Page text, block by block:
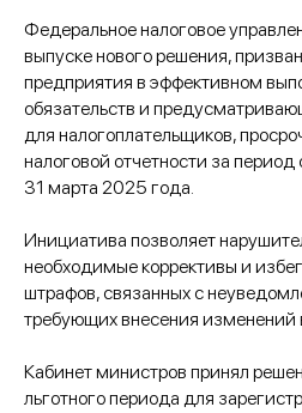
Федеральное налоговое
выпуске нового решения,
предприятия в эффективном
обязательств и
для налогоплательщиков,
налоговой отчетности за
31 марта 2025 года.
Инициатива позволяет
необходимые коррективы и
штрафов, связанных с
требующих внесения изменений
Кабинет министров принял
льготного периода для